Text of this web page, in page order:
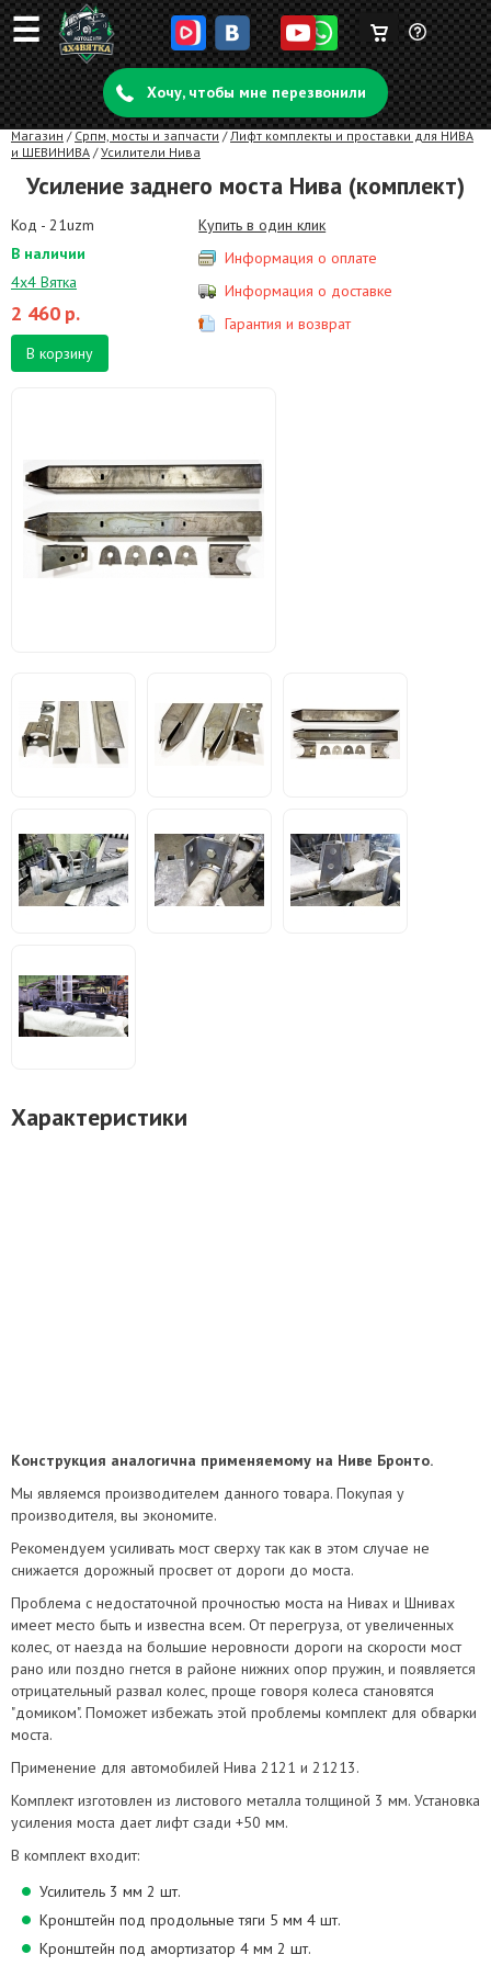
☰ Задать
вопрос
Корзина
пуста
Хочу, чтобы мне перезвонили
Магазин / Српм, мосты и запчасти /Лифт комплекты и проставки для НИВА
и ШЕВИНИВА /Усилители Нива
Усиление заднего моста Нива (комплект)
Код - 21uzm
В наличии
4х4 Вятка
2 460 р.
В корзину
Купить в один клик
Информация о оплате
Информация о доставке
Гарантия и возврат
Характеристики
Конструкция аналогична применяемому на Ниве Бронто.
Мы являемся производителем данного товара. Покупая у
производителя, вы экономите.
Рекомендуем усиливать мост сверху так как в этом случае не
снижается дорожный просвет от дороги до моста.
Проблема с недостаточной прочностью моста на Нивах и Шнивах
имеет место быть и известна всем. От перегруза, от увеличенных
колес, от наезда на большие неровности дороги на скорости мост
рано или поздно гнется в районе нижних опор пружин, и появляется
отрицательный развал колес, проще говоря колеса становятся
"домиком". Поможет избежать этой проблемы комплект для обварки
моста.
Применение для автомобилей Нива 2121 и 21213.
Комплект изготовлен из листового металла толщиной 3 мм. Установка
усиления моста дает лифт сзади +50 мм.
В комплект входит:
Усилитель 3 мм 2 шт.
Кронштейн под продольные тяги 5 мм 4 шт.
Кронштейн под амортизатор 4 мм 2 шт.